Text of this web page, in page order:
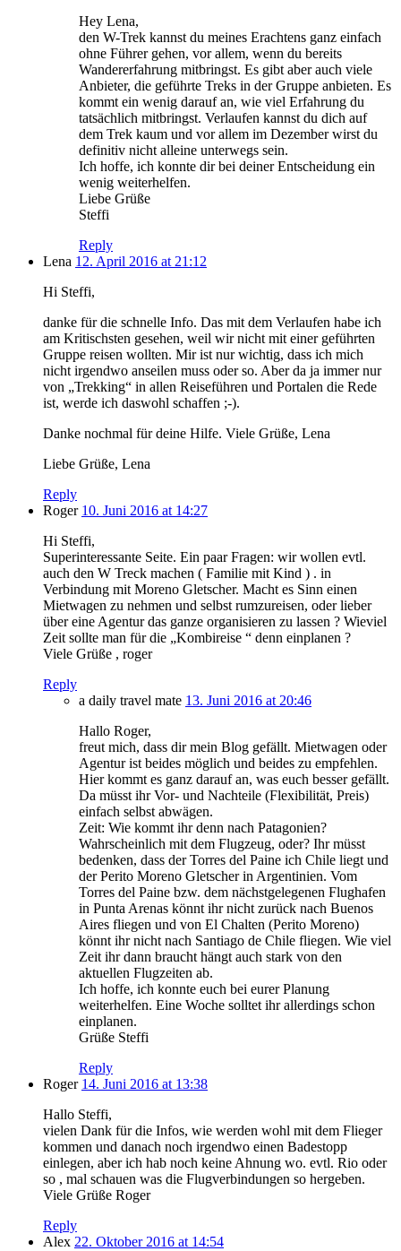
Hey Lena,
den W-Trek kannst du meines Erachtens ganz einfach
ohne Führer gehen, vor allem, wenn du bereits
Wandererfahrung mitbringst. Es gibt aber auch viele
Anbieter, die geführte Treks in der Gruppe anbieten. Es
kommt ein wenig darauf an, wie viel Erfahrung du
tatsächlich mitbringst. Verlaufen kannst du dich auf
dem Trek kaum und vor allem im Dezember wirst du
definitiv nicht alleine unterwegs sein.
Ich hoffe, ich konnte dir bei deiner Entscheidung ein
wenig weiterhelfen.
Liebe Grüße
Steffi
Reply
Lena 12. April 2016 at 21:12
Hi Steffi,
danke für die schnelle Info. Das mit dem Verlaufen habe ich
am Kritischsten gesehen, weil wir nicht mit einer geführten
Gruppe reisen wollten. Mir ist nur wichtig, dass ich mich
nicht irgendwo anseilen muss oder so. Aber da ja immer nur
von „Trekking“ in allen Reiseführen und Portalen die Rede
ist, werde ich daswohl schaffen ;-).
Danke nochmal für deine Hilfe. Viele Grüße, Lena
Liebe Grüße, Lena
Reply
Roger 10. Juni 2016 at 14:27
Hi Steffi,
Superinteressante Seite. Ein paar Fragen: wir wollen evtl.
auch den W Treck machen ( Familie mit Kind ) . in
Verbindung mit Moreno Gletscher. Macht es Sinn einen
Mietwagen zu nehmen und selbst rumzureisen, oder lieber
über eine Agentur das ganze organisieren zu lassen ? Wieviel
Zeit sollte man für die „Kombireise “ denn einplanen ?
Viele Grüße , roger
Reply
a daily travel mate 13. Juni 2016 at 20:46
Hallo Roger,
freut mich, dass dir mein Blog gefällt. Mietwagen oder
Agentur ist beides möglich und beides zu empfehlen.
Hier kommt es ganz darauf an, was euch besser gefällt.
Da müsst ihr Vor- und Nachteile (Flexibilität, Preis)
einfach selbst abwägen.
Zeit: Wie kommt ihr denn nach Patagonien?
Wahrscheinlich mit dem Flugzeug, oder? Ihr müsst
bedenken, dass der Torres del Paine ich Chile liegt und
der Perito Moreno Gletscher in Argentinien. Vom
Torres del Paine bzw. dem nächstgelegenen Flughafen
in Punta Arenas könnt ihr nicht zurück nach Buenos
Aires fliegen und von El Chalten (Perito Moreno)
könnt ihr nicht nach Santiago de Chile fliegen. Wie viel
Zeit ihr dann braucht hängt auch stark von den
aktuellen Flugzeiten ab.
Ich hoffe, ich konnte euch bei eurer Planung
weiterhelfen. Eine Woche solltet ihr allerdings schon
einplanen.
Grüße Steffi
Reply
Roger 14. Juni 2016 at 13:38
Hallo Steffi,
vielen Dank für die Infos, wie werden wohl mit dem Flieger
kommen und danach noch irgendwo einen Badestopp
einlegen, aber ich hab noch keine Ahnung wo. evtl. Rio oder
so , mal schauen was die Flugverbindungen so hergeben.
Viele Grüße Roger
Reply
Alex 22. Oktober 2016 at 14:54